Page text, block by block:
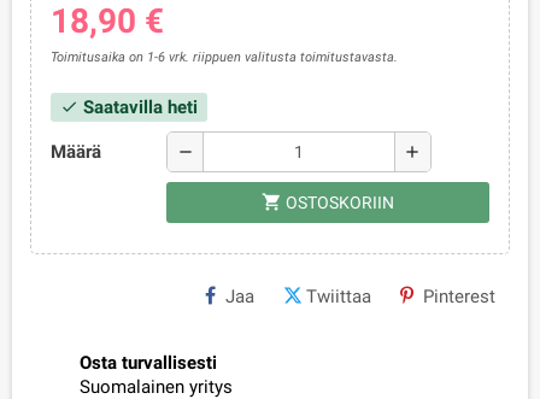
18,90 €
Toimitusaika on 1-6 vrk. riippuen valitusta toimitustavasta.
check Saatavilla heti
Määrä remove add
shopping_cart OSTOSKORIIN
Jaa Twiittaa Pinterest
Osta turvallisesti
Suomalainen yritys